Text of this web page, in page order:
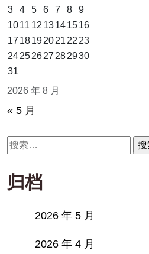
2026 年 8 月
3
4 5 6 7 8
9
1011 12 13141516
17 18192021 22 23
24252627 282930
31
« 5 月
搜
索：
归档
2026 年 5 月
2026 年 4 月